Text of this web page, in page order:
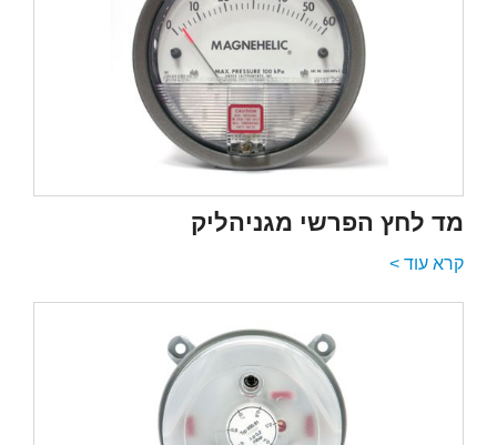
מד לחץ הפרשי מגניהליק
קרא עוד >